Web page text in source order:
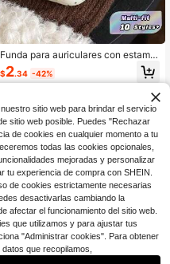
Funda para auriculares con estamp
ado de lunares beige y marrón con l
lavero para Pro 2, funda protectora
$2.34 -42%
sitio web para brindar el servicio
sitio web posible. Puedes "Rechazar
de cookies en cualquier momento a tu
todas las cookies opcionales,
mejoradas y personalizar
tu experiencia de compra con SHEIN.
de cookies estrictamente necesarias
desactivarlas cambiando la
afectar el funcionamiento del sitio web.
que utilizamos y para ajustar tus
"Administrar cookies". Para obtener
que recopilamos,